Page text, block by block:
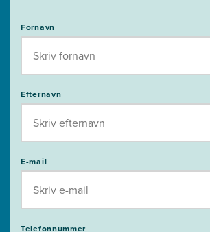
Fornavn
Efternavn
E-mail
Telefonnummer